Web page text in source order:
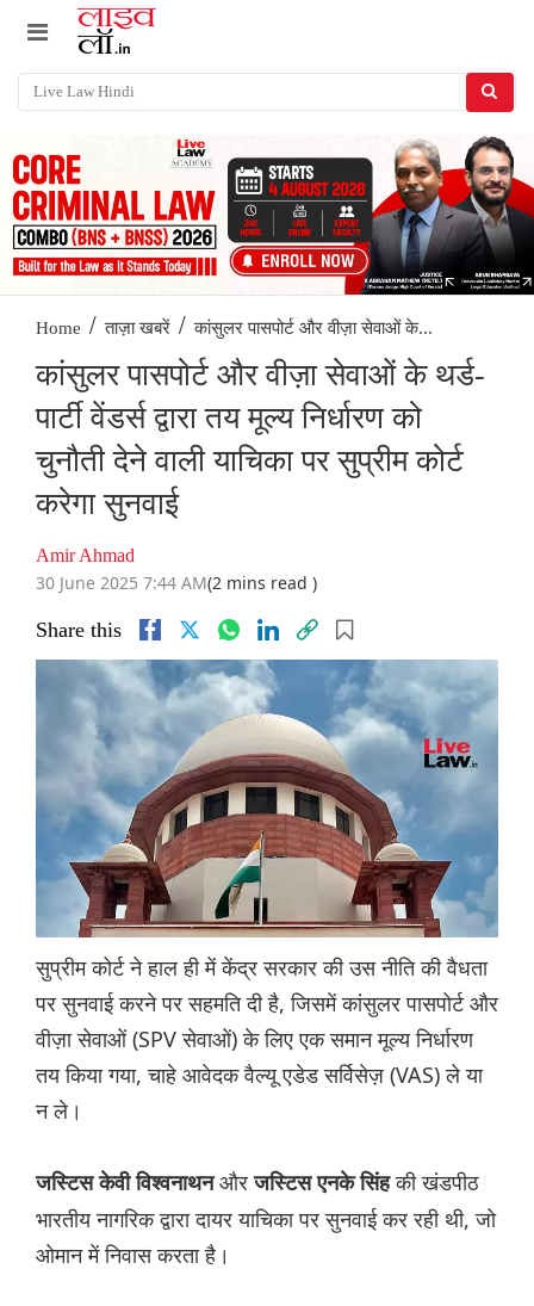
Home / ताज़ा खबरें / कांसुलर पासपोर्ट और वीज़ा सेवाओं के...
कांसुलर पासपोर्ट और वीज़ा सेवाओं के थर्ड-
पार्टी वेंडर्स द्वारा तय मूल्य निर्धारण को
चुनौती देने वाली याचिका पर सुप्रीम कोर्ट
करेगा सुनवाई
Amir Ahmad
30 June 2025 7:44 AM(2 mins read )
Share this
सुप्रीम कोर्ट ने हाल ही में केंद्र सरकार की उस नीति की वैधता
पर सुनवाई करने पर सहमति दी है, जिसमें कांसुलर पासपोर्ट और
वीज़ा सेवाओं (SPV सेवाओं) के लिए एक समान मूल्य निर्धारण
तय किया गया, चाहे आवेदक वैल्यू एडेड सर्विसेज़ (VAS) ले या
न ले।
जस्टिस केवी विश्वनाथनऔरजस्टिस एनके सिंहकी खंडपीठ
भारतीय नागरिक द्वारा दायर याचिका पर सुनवाई कर रही थी, जो
ओमान में निवास करता है।